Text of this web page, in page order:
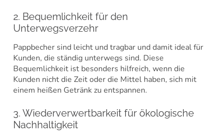
2. Bequemlichkeit für den
Unterwegsverzehr
Pappbecher sind leicht und tragbar und damit ideal für
Kunden, die ständig unterwegs sind. Diese
Bequemlichkeit ist besonders hilfreich, wenn die
Kunden nicht die Zeit oder die Mittel haben, sich mit
einem heißen Getränk zu entspannen.
3. Wiederverwertbarkeit für ökologische
Nachhaltigkeit